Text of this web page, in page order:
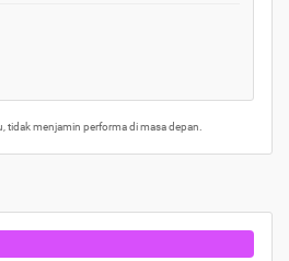
tidak menjamin performa di masa depan.